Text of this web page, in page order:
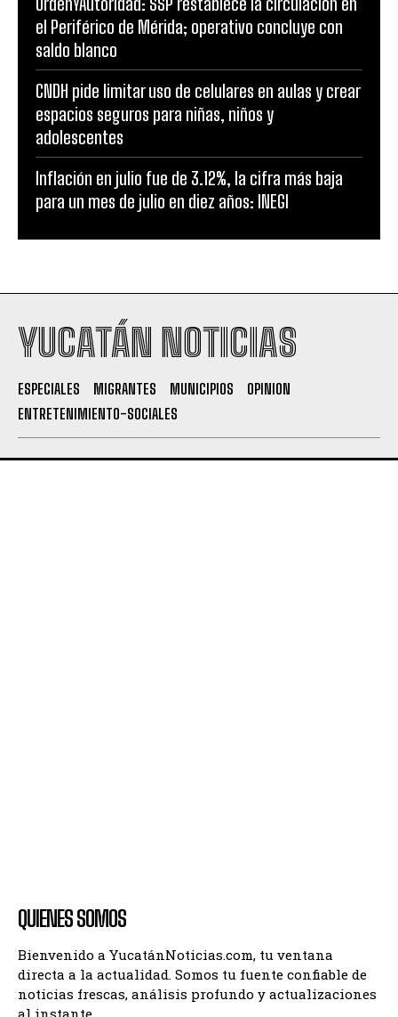
el Periférico de Mérida; operativo concluye con
saldo blanco
CNDH pide limitar uso de celulares en aulas y crear
espacios seguros para niñas, niños y
adolescentes
Inflación en julio fue de 3.12%, la cifra más baja
para un mes de julio en diez años: INEGI
YUCATÁN NOTICIAS
ESPECIALES MIGRANTES MUNICIPIOS
OPINION
ENTRETENIMIENTO-SOCIALES
QUIENES SOMOS
Bienvenido a YucatánNoticias.com, tu ventana
directa a la actualidad. Somos tu fuente confiable de
noticias frescas, análisis profundo y actualizaciones
al instante.